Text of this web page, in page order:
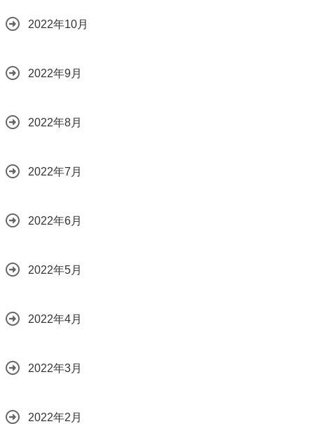
2022年10月
2022年9月
2022年8月
2022年7月
2022年6月
2022年5月
2022年4月
2022年3月
2022年2月